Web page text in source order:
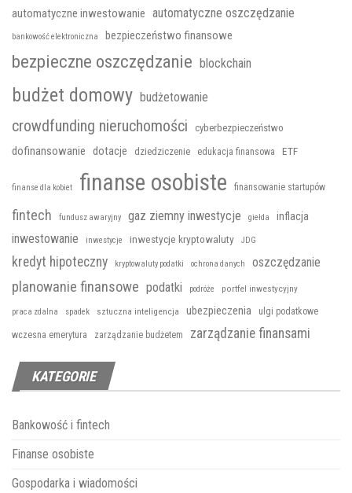
automatyczne inwestowanie automatyczne oszczędzanie
bankowość elektroniczna bezpieczeństwo finansowe
bezpieczne oszczędzanie blockchain
budżet domowy budżetowanie
crowdfunding nieruchomości cyberbezpieczeństwo
dofinansowanie dotacje dziedziczenie edukacja finansowa ETF
finanse dla kobiet finanse osobiste finansowanie startupów
fintech fundusz awaryjny gaz ziemny inwestycje giełda inflacja
inwestowanie inwestycje inwestycje kryptowaluty JDG
kredyt hipoteczny kryptowaluty podatki ochrona danych oszczędzanie
planowanie finansowe podatki podróże portfel inwestycyjny
praca zdalna spadek sztuczna inteligencja ubezpieczenia ulgi podatkowe
wczesna emerytura zarządzanie budżetem zarządzanie finansami
KATEGORIE
Bankowość i fintech
Finanse osobiste
Gospodarka i wiadomości